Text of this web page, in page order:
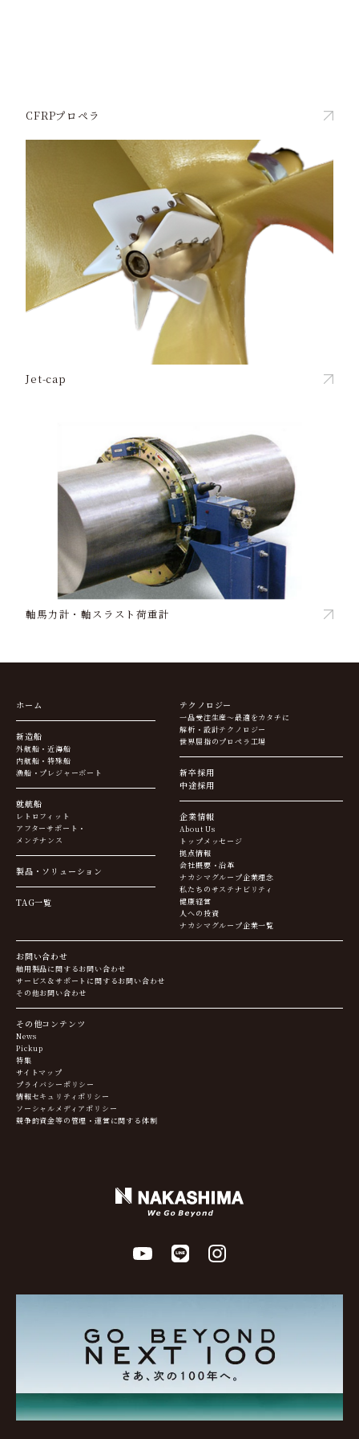
CFRPプロペラ
Jet-cap
軸馬力計・軸スラスト荷重計
ホーム
新造船
外航船・近海船
内航船・特殊船
漁船・プレジャーボート
就航船
レトロフィット
アフターサポート・
メンテナンス
製品・ソリューション
TAG一覧
テクノロジー
一品受注生産～最適をカタチに
解析・設計テクノロジー
世界屈指のプロペラ工場
新卒採用
中途採用
企業情報
About Us
トップメッセージ
拠点情報
会社概要・沿革
ナカシマグループ企業理念
私たちのサステナビリティ
健康経営
人への投資
ナカシマグループ企業一覧
お問い合わせ
舶用製品に関するお問い合わせ
サービス＆サポートに関するお問い合わせ
その他お問い合わせ
その他コンテンツ
News
Pickup
特集
サイトマップ
プライバシーポリシー
情報セキュリティポリシー
ソーシャルメディアポリシー
競争的資金等の管理・運営に関する体制